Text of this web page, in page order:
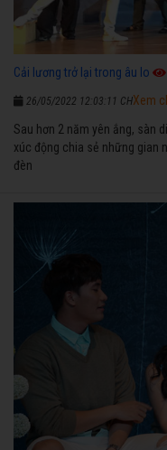
Cải lương trở lại trong âu lo
26/05/2022 12:03:11 CH
Sau hơn 2 năm yên ắng, sàn
xúc động chia sẻ những gian
đèn
Xem